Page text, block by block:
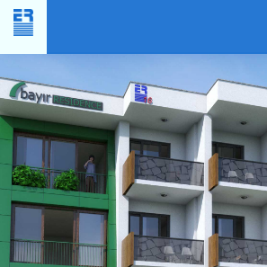
Yer
Planı